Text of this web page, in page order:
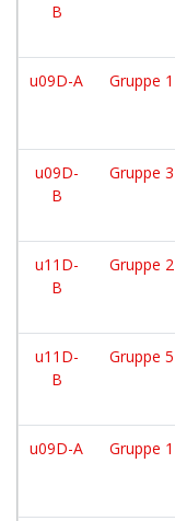
B
u09D-A Gruppe 1
u09D-
B
Gruppe 3
u11D-
B
Gruppe 2
u11D-
B
Gruppe 5
u09D-A Gruppe 1